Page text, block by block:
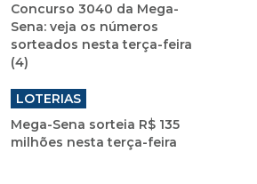
Concurso 3040 da Mega-
Sena: veja os números
sorteados nesta terça-feira
(4)
LOTERIAS
Mega-Sena sorteia R$ 135
milhões nesta terça-feira